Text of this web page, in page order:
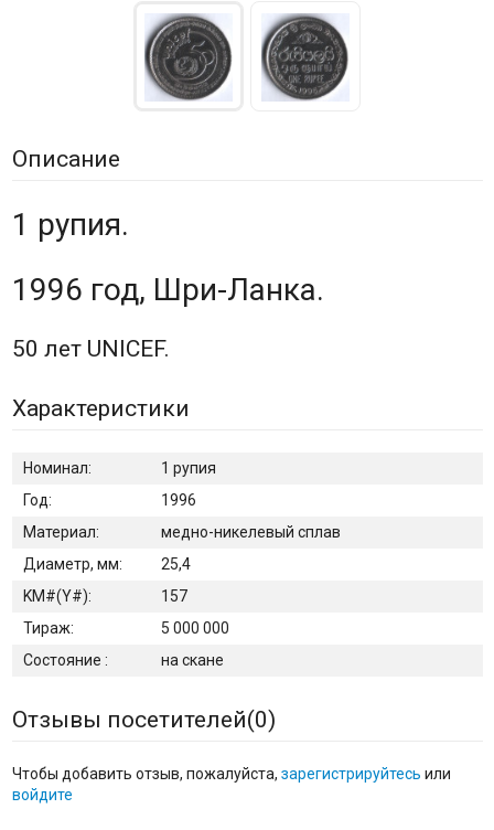
Описание
1 рупия.
1996 год, Шри-Ланка.
50 лет UNICEF.
Характеристики
Номинал:
1 рупия
Год:
1996
Материал:
медно-никелевый сплав
Диаметр, мм:
25,4
KM#(Y#):
157
Тираж:
5 000 000
Состояние :
на скане
Отзывы посетителей(0)
Чтобы добавить отзыв, пожалуйста, зарегистрируйтесь или
войдите